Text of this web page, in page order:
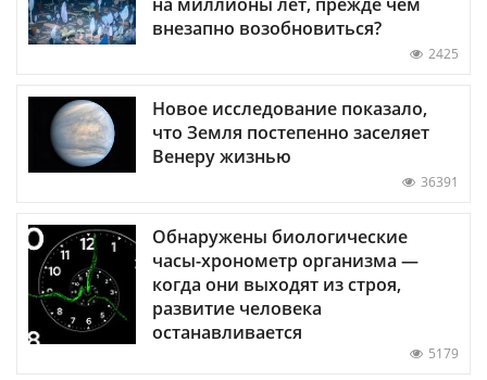
внезапно возобновиться?
2425
Новое исследование показало,
что Земля постепенно заселяет
Венеру жизнью
36391
Обнаружены биологические
часы-хронометр организма —
когда они выходят из строя,
развитие человека
останавливается
5179